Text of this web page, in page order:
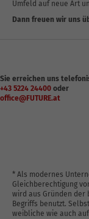
Umfeld auf neue Art
Dann freuen wir uns
Sie erreichen uns
+43 5224 24400 oder
office@FUTURE.at
* Als modernes
Gleichberechtigung
wird aus Gründen der
Begriffs benutzt.
weibliche wie auch